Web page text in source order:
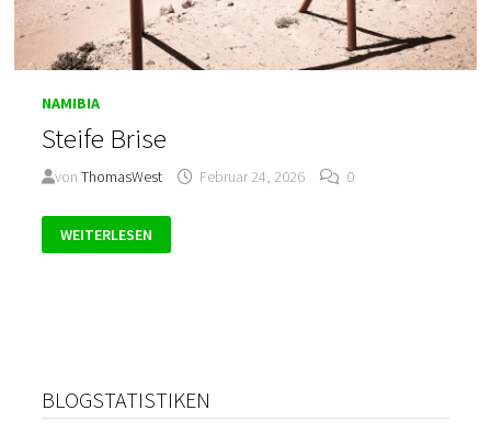
NAMIBIA
Steife Brise
vonThomasWest Februar 24, 2026 0
BRISE
WEITERLESEN
BLOGSTATISTIKEN